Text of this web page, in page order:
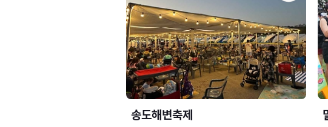
송도해변축제